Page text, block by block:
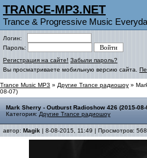
TRANCE-MP3.NET
Trance & Progressive Music
Логин:
Пароль:
Регистрация на сайте! Забыли пароль?
Вы просматриваете мобильную версию сайта.
Trance Music MP3 » Другие Trance радиошоу »
08-07)
Mark Sherry - Outburst Radioshow 426 (2015-08-
Категория: Другие Trance радиошоу
автор: Magik | 8-08-2015, 11:49 | Просмотров: 568